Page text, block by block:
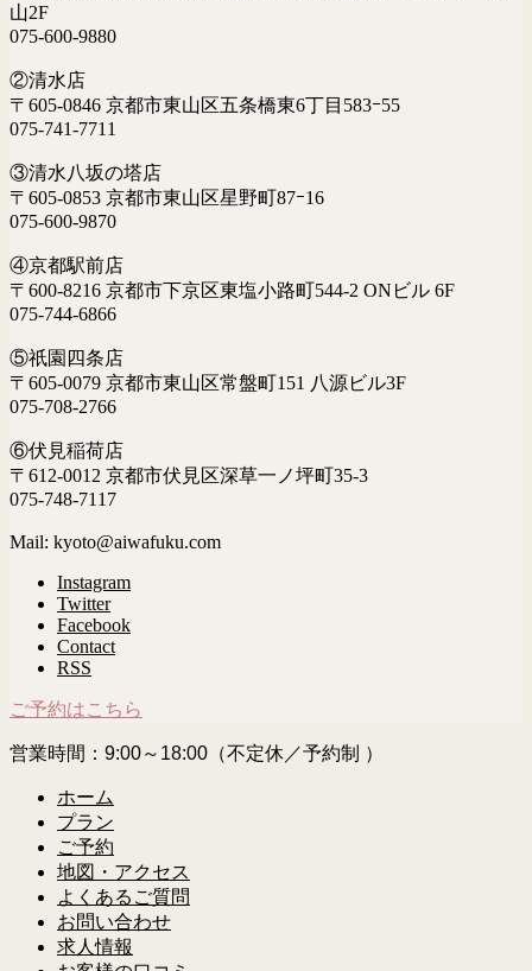
山2F
075-600-9880
②清水店
〒605-0846 京都市東山区五条橋東6丁目583ｰ55
075-741-7711
③清水八坂の塔店
〒605-0853 京都市東山区星野町87ｰ16
075-600-9870
④京都駅前店
〒600-8216 京都市下京区東塩小路町544-2 ONビル 6F
075-744-6866
⑤祇園四条店
〒605-0079 京都市東山区常盤町151 八源ビル3F
075-708-2766
⑥伏見稲荷店
〒612-0012 京都市伏見区深草一ノ坪町35-3
075-748-7117
Mail: kyoto@aiwafuku.com
Instagram
Twitter
Facebook
Contact
RSS
ご予約はこちら
営業時間：9:00～18:00（不定休／予約制 ）
ホーム
プラン
ご予約
地図・アクセス
よくあるご質問
お問い合わせ
求人情報